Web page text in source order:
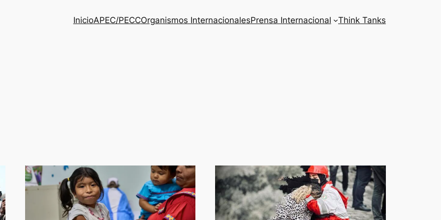
InicioAPEC/PECCOrganismos InternacionalesPrensa Internacional Think Tanks